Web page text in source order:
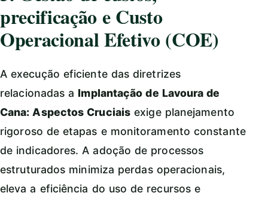
precificação e Custo
Operacional Efetivo (COE)
A execução eficiente das diretrizes
relacionadas a Implantação de Lavoura de
Cana: Aspectos Cruciais exige planejamento
rigoroso de etapas e monitoramento constante
de indicadores. A adoção de processos
estruturados minimiza perdas operacionais,
eleva a eficiência do uso de recursos e